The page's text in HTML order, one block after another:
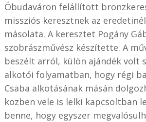
Óbudaváron felállított
missziós keresztnek az
másolata. A keresztet Pogány
szobrászművész készítette. A
beszélt arról, külön ajándék volt
alkotói folyamatban, hogy régi
Csaba alkotásának másán
közben vele is lelki kapcsoltban
benne, hogy egyszer